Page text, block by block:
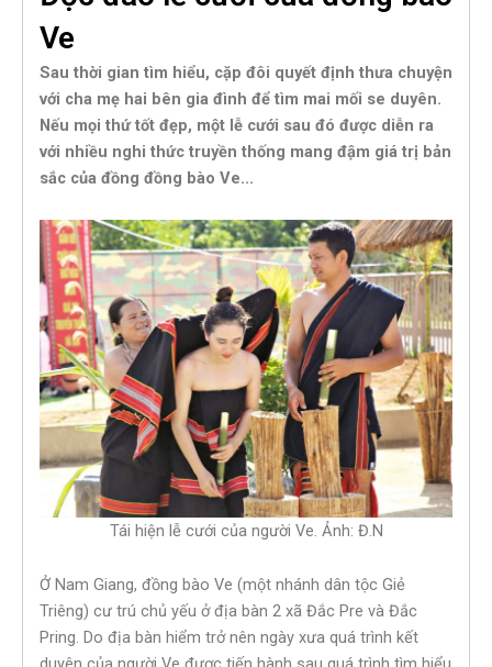
Ve
Sau thời gian tìm hiểu, cặp đôi quyết định thưa chuyện
với cha mẹ hai bên gia đình để tìm mai mối se duyên.
Nếu mọi thứ tốt đẹp, một lễ cưới sau đó được diễn ra
với nhiều nghi thức truyền thống mang đậm giá trị bản
sắc của đồng đồng bào Ve…
Tái hiện lễ cưới của người Ve. Ảnh: Đ.N
Ở Nam Giang, đồng bào Ve (một nhánh dân tộc Giẻ
Triêng) cư trú chủ yếu ở địa bàn 2 xã Đắc Pre và Đắc
Pring. Do địa bàn hiểm trở nên ngày xưa quá trình kết